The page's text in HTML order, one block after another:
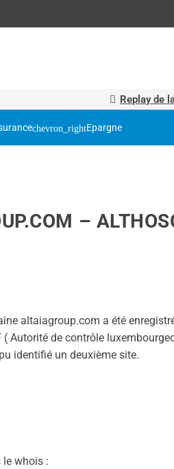
Replay de
Epargne
–
altaiagroup.com a été
( Autorité de contrôle
identifié un deuxième site.
le whois :